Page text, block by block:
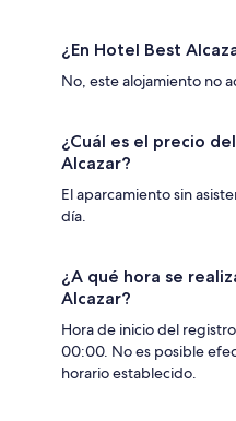
¿En Hotel Best
No, este alojamiento no
¿Cuál es el precio
Alcazar?
El aparcamiento sin
día.
¿A qué hora se
Alcazar?
Hora de inicio del
00:00. No es posible
horario establecido.